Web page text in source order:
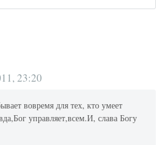
23:20
вовремя для тех, кто умеет
управляет,всем.И, слава Богу